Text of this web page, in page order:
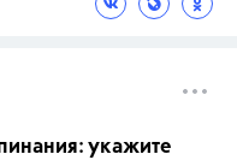
укажите